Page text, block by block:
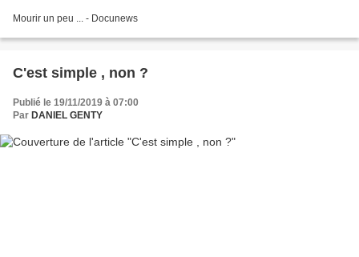
Mourir un peu ... - Docunews
C'est simple , non ?
Publié le 19/11/2019 à 07:00
Par DANIEL GENTY